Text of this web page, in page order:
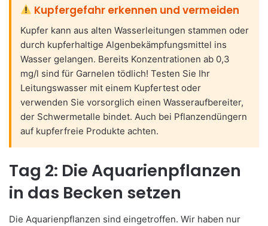
Kupfergefahr erkennen und vermeiden
Kupfer kann aus alten Wasserleitungen stammen oder
durch kupferhaltige Algenbekämpfungsmittel ins
Wasser gelangen. Bereits Konzentrationen ab 0,3
mg/l sind für Garnelen tödlich! Testen Sie Ihr
Leitungswasser mit einem Kupfertest oder
verwenden Sie vorsorglich einen Wasseraufbereiter,
der Schwermetalle bindet. Auch bei Pflanzendüngern
auf kupferfreie Produkte achten.
Tag 2: Die Aquarienpflanzen
in das Becken setzen
Die Aquarienpflanzen sind eingetroffen. Wir haben nur